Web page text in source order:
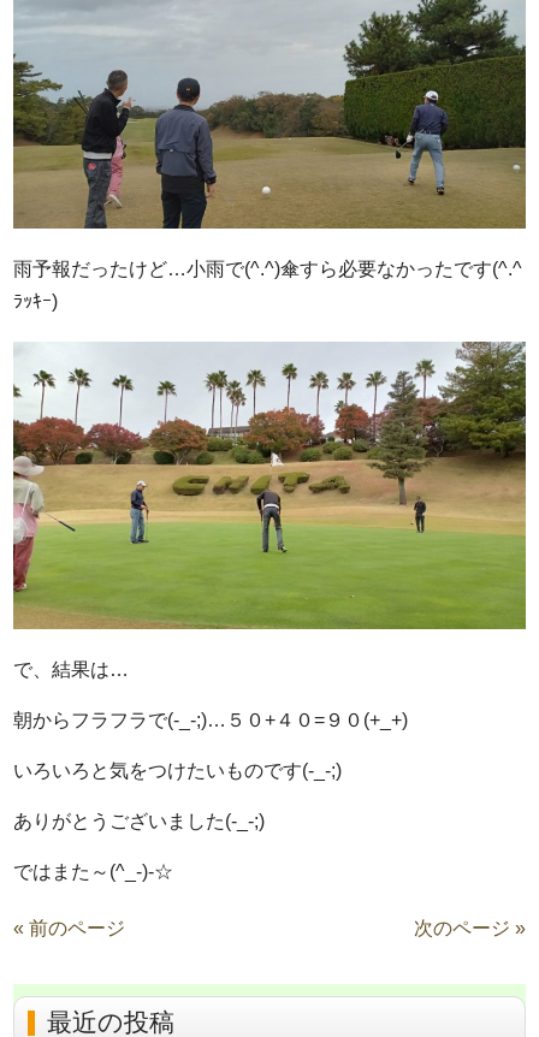
雨予報だったけど…小雨で(^.^)傘すら必要なかったです(^.^
ﾗｯｷｰ)
で、結果は…
朝からフラフラで(-_-;)…５０+４０=９０(+_+)
いろいろと気をつけたいものです(-_-;)
ありがとうございました(-_-;)
ではまた～(^_-)-☆
« 前のページ 次のページ »
最近の投稿